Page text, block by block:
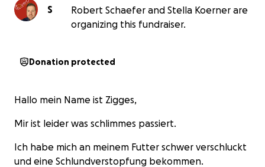
S
Robert Schaefer and Stella Koerner are
organizing this fundraiser.
Donation protected
Hallo mein Name ist Zigges,
Mir ist leider was schlimmes passiert.
Ich habe mich an meinem Futter schwer verschluckt
und eine Schlundverstopfung bekommen.